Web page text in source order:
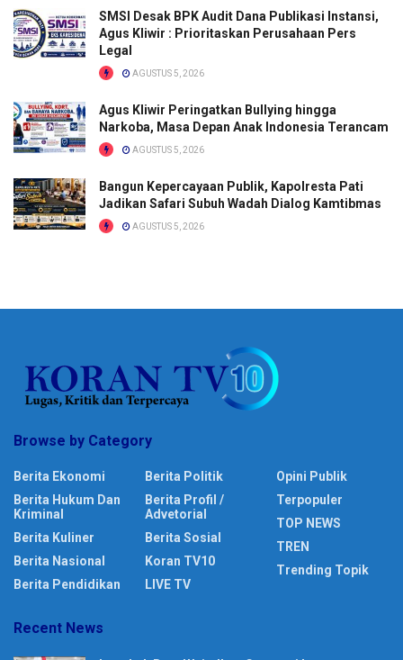
SMSI Desak BPK Audit Dana Publikasi Instansi,
Agus Kliwir : Prioritaskan Perusahaan Pers
Legal
AGUSTUS 5, 2026
Agus Kliwir Peringatkan Bullying hingga
Narkoba, Masa Depan Anak Indonesia Terancam
AGUSTUS 5, 2026
Bangun Kepercayaan Publik, Kapolresta Pati
Jadikan Safari Subuh Wadah Dialog Kamtibmas
AGUSTUS 5, 2026
Browse by Category
Berita Ekonomi
Berita Hukum Dan
Kriminal
Berita Kuliner
Berita Nasional
Berita Pendidikan
Berita Politik
Berita Profil /
Advetorial
Berita Sosial
Koran TV10
LIVE TV
Opini Publik
Terpopuler
TOP NEWS
TREN
Trending Topik
Recent News